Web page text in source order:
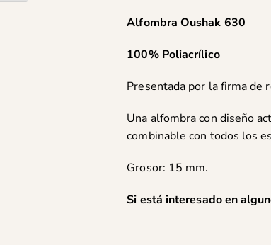
Alfombra Oushak 630
100% Poliacrílico
Presentada por la firma de
Una alfombra con diseño
combinable con todos los
Grosor: 15 mm.
Si está interesado en